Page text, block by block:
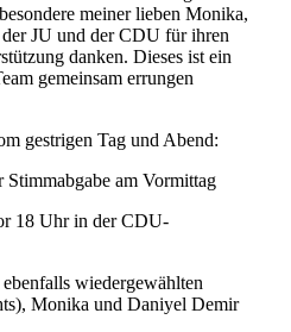
meiner lieben Monika,
JU und der CDU für ihren
danken. Dieses ist ein
gemeinsam errungen
gestrigen Tag und Abend:
Stimmabgabe am Vormittag
18 Uhr in der CDU-
wiedergewählten
Monika und Daniyel Demir